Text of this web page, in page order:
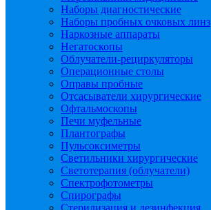
Наборы диагностические
Наборы пробных очковых линз
Наркозные аппараты
Негатоскопы
Облучатели-рециркуляторы
Операционные столы
Оправы пробные
Отсасыватели хирургические
Офтальмоскопы
Печи муфельные
Плантографы
Пульсоксиметры
Светильники хирургические
Светотерапия (облучатели)
Спектрофотометры
Спирографы